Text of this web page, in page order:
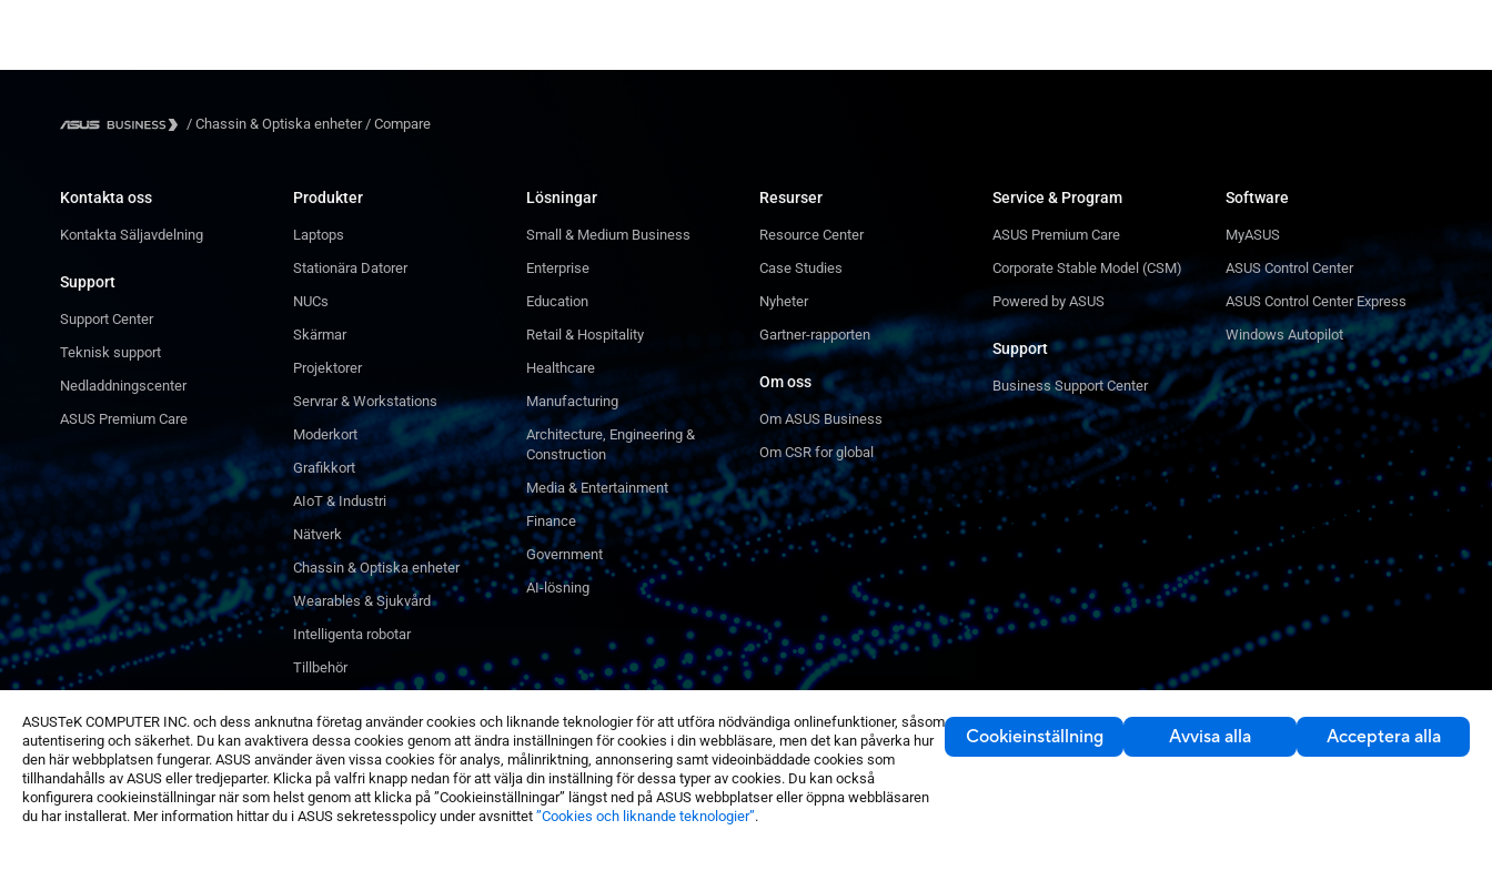
ASUSTeK COMPUTER INC. och dess anknutna företag använder cookies och liknande teknologier för att utföra nödvändiga onlinefunktioner, såsom
autentisering och säkerhet. Du kan avaktivera dessa cookies genom att ändra inställningen för cookies i din webbläsare, men det kan påverka hur
den här webbplatsen fungerar. ASUS använder även vissa cookies för analys, målinriktning, annonsering samt videoinbäddade cookies som
tillhandahålls av ASUS eller tredjeparter. Klicka på valfri knapp nedan för att välja din inställning för dessa typer av cookies. Du kan också
konfigurera cookieinställningar när som helst genom att klicka på ”Cookieinställningar” längst ned på ASUS webbplatser eller öppna webbläsaren
du har installerat. Mer information hittar du i ASUS sekretesspolicy under avsnittet ”Cookies och liknande teknologier”.
Cookieinställning Avvisa alla Acceptera alla
/ Chassin & Optiska enheter/ Compare
Kontakta oss
Kontakta Säljavdelning
Support
Support Center
Teknisk support
Nedladdningscenter
ASUS Premium Care
Produkter
Laptops
Stationära Datorer
NUCs
Skärmar
Projektorer
Servrar & Workstations
Moderkort
Grafikkort
AIoT & Industri
Nätverk
Chassin & Optiska enheter
Wearables & Sjukvård
Intelligenta robotar
Tillbehör
Lösningar
Small & Medium Business
Enterprise
Education
Retail & Hospitality
Healthcare
Manufacturing
Architecture, Engineering &
Construction
Media & Entertainment
Finance
Government
AI-lösning
Resurser
Resource Center
Case Studies
Nyheter
Gartner-rapporten
Om oss
Om ASUS Business
Om CSR for global
Service & Program
ASUS Premium Care
Corporate Stable Model (CSM)
Powered by ASUS
Support
Business Support Center
Software
MyASUS
ASUS Control Center
ASUS Control Center Express
Windows Autopilot